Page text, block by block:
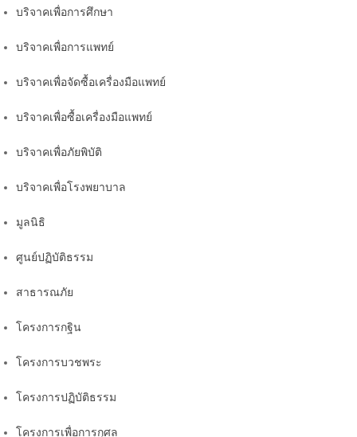
บริจาคเพื่อการศึกษา
บริจาคเพื่อการแพทย์
บริจาคเพื่อจัดซื้อเครื่องมือแพทย์
บริจาคเพื่อซื้อเครื่องมือแพทย์
บริจาคเพื่อภัยพิบัติ
บริจาคเพื่อโรงพยาบาล
มูลนิธิ
ศูนย์ปฏิบัติธรรม
สาธารณภัย
โครงการกฐิน
โครงการบวชพระ
โครงการปฏิบัติธรรม
โครงการเพื่อการกุศล